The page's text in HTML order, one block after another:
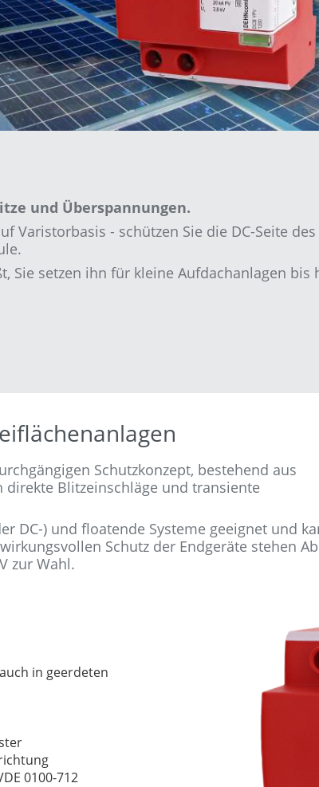
und Überspannungen.
Varistorbasis - schützen Sie die DC-Seite des
Sie setzen ihn für kleine Aufdachanlagen bis
Schutzkonzept, bestehend aus
Blitzeinschläge und transiente
DC-) und floatende Systeme geeignet und
Schutz der Endgeräte stehen
zur Wahl.
in geerdeten
0100-712